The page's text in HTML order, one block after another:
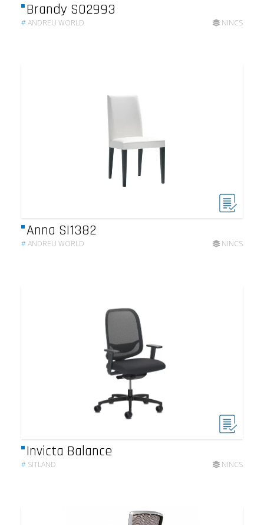
Brandy SO2993
#ANDREU WORLD NINCS
Anna SI1382
#ANDREU WORLD NINCS
Invicta Balance
# SITLAND NINCS